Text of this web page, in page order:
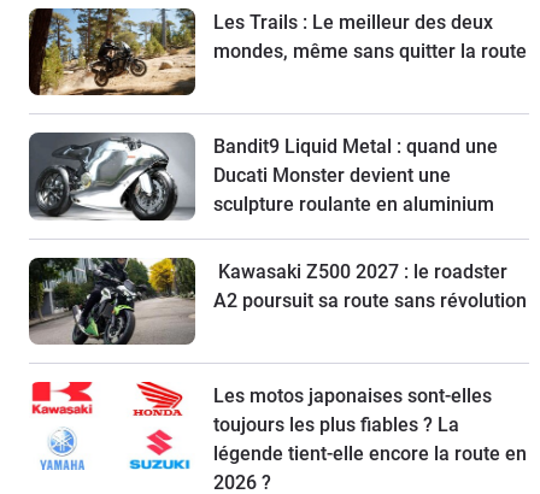
Les Trails : Le meilleur des deux
mondes, même sans quitter la route
Bandit9 Liquid Metal : quand une
Ducati Monster devient une
sculpture roulante en aluminium
Kawasaki Z500 2027 : le roadster
A2 poursuit sa route sans révolution
Les motos japonaises sont-elles
toujours les plus fiables ? La
légende tient-elle encore la route en
2026 ?